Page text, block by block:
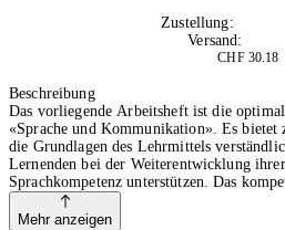
Zustellung:
Versand:
CHF 30.18
Beschreibung
Das vorliegende Arbeitsheft ist die
«Sprache und Kommunikation». Es bietet
die Grundlagen des Lehrmittels
Lernenden bei der Weiterentwicklung
Sprachkompetenz unterstützen. Das
Bearbeiten und Üben führt die Lernenden
Textsorten heran.
Mehr anzeigen